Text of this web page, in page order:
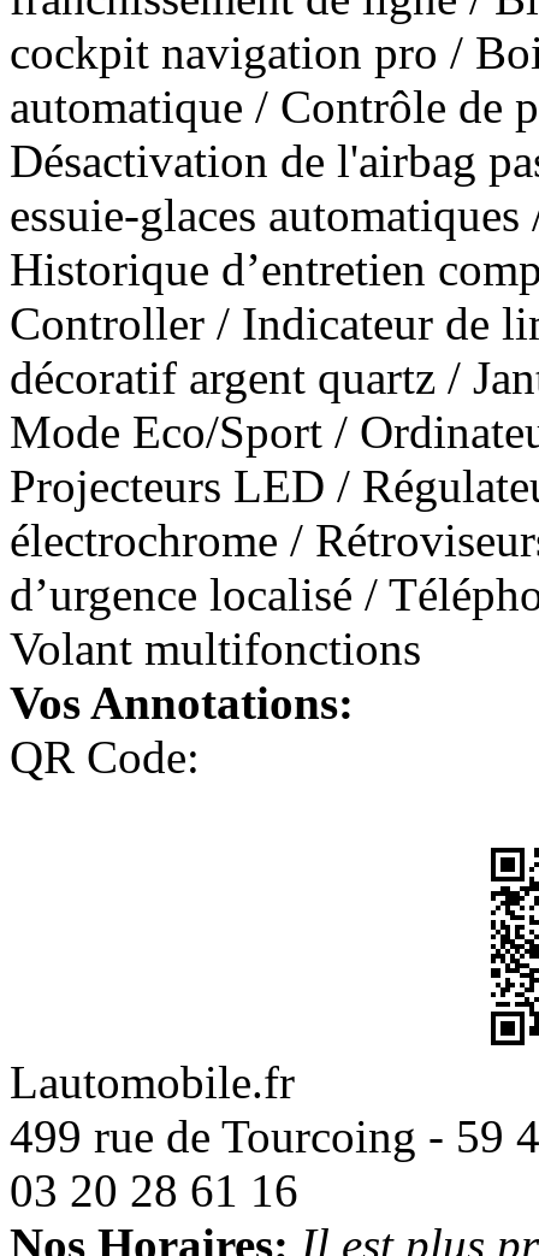
cockpit navigation pro /
automatique / Contrôle de
Désactivation de l'airbag
essuie-glaces
Historique d’entretien
Controller / Indicateur de
décoratif argent quartz /
Mode Eco/Sport /
Projecteurs LED /
électrochrome /
d’urgence localisé /
Volant multifonctions
Vos Annotations:
QR Code:
Lautomobile.fr
499 rue de Tourcoing - 59
03 20 28 61 16
Nos Horaires: Il est plus